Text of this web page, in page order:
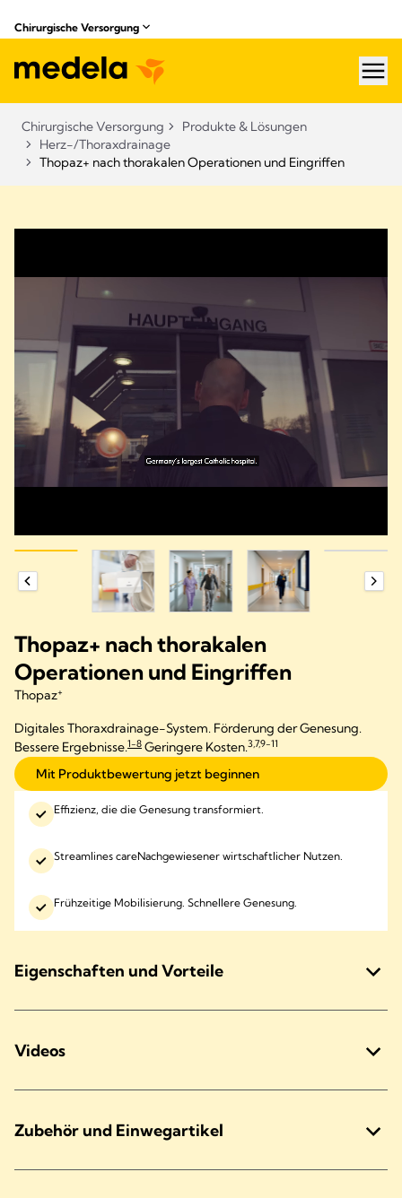
Chirurgische Versorgung
Chirurgische Versorgung
Produkte & Lösungen​
Herz-/Thoraxdrainage
Thopaz+ nach thorakalen Operationen und Eingriffen
Thopaz+ nach thorakalen
Operationen und Eingriffen
Thopaz+
Digitales Thoraxdrainage-System. Förderung der Genesung.
Bessere Ergebnisse.1-8 Geringere Kosten.3,7,9-11
Mit Produktbewertung jetzt beginnen
Effizienz, die die Genesung transformiert.
Streamlines careNachgewiesener wirtschaftlicher Nutzen.
Frühzeitige Mobilisierung. Schnellere Genesung.
Eigenschaften und Vorteile
Videos
Zubehör und Einwegartikel